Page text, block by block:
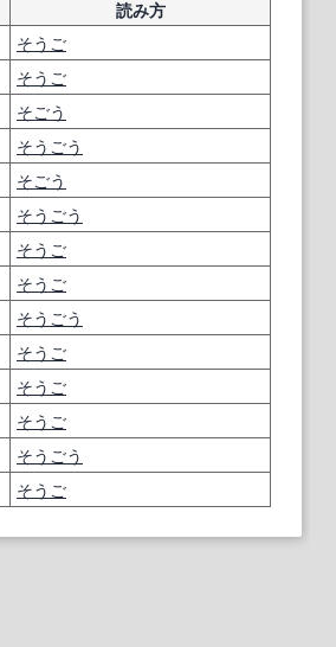
読み方
そうご
そうご
そごう
そうごう
そごう
そうごう
そうご
そうご
そうごう
そうご
そうご
そうご
そうごう
そうご